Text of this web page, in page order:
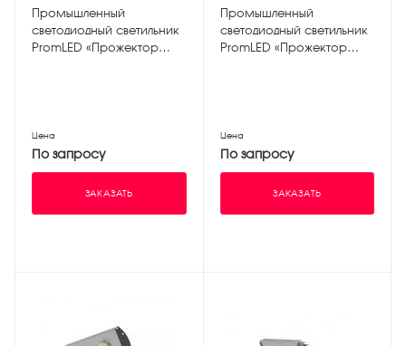
Промышленный
светодиодный светильник
PromLED «Прожектор
Цена
По запросу
ЗАКАЗАТЬ
Промышленный
светодиодный светильник
PromLED «Прожектор
Цена
По запросу
ЗАКАЗАТЬ